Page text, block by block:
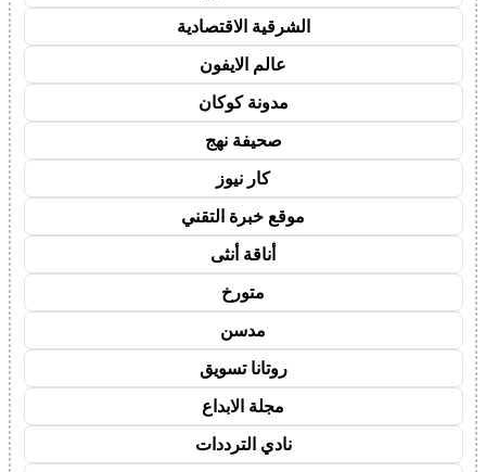
الشرقية الاقتصادية
عالم الايفون
مدونة كوكان
صحيفة نهج
كار نيوز
موقع خبرة التقني
أناقة أنثى
متورخ
مدسن
روتانا تسويق
مجلة الابداع
نادي الترددات